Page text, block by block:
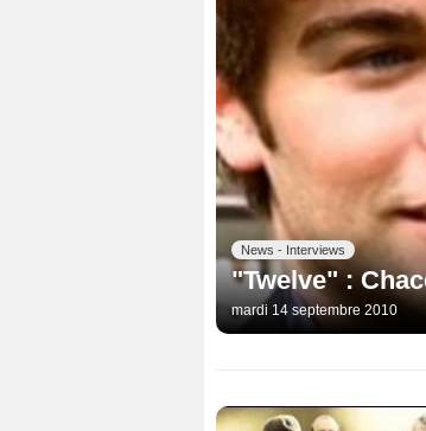
News - Interviews
"Twelve" :
mardi 14 septembre 2010